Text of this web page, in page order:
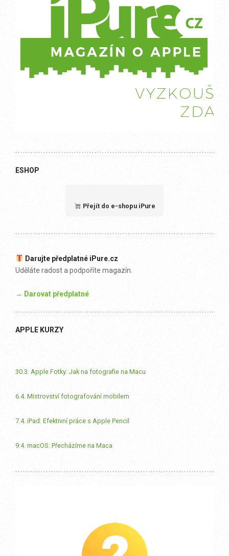
ESHOP
Přejít do e-shopu iPure
Darujte předplatné iPure.cz
Uděláte radost a podpoříte magazín.
→ Darovat předplatné
APPLE KURZY
30.3. Apple Fotky: Jak na fotografie na Macu
6.4. Mistrovství fotografování mobilem
7.4. iPad: Efektivní práce s Apple Pencil
9.4. macOS: Přecházíme na Maca